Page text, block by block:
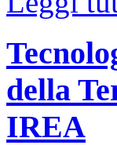
della
IREA